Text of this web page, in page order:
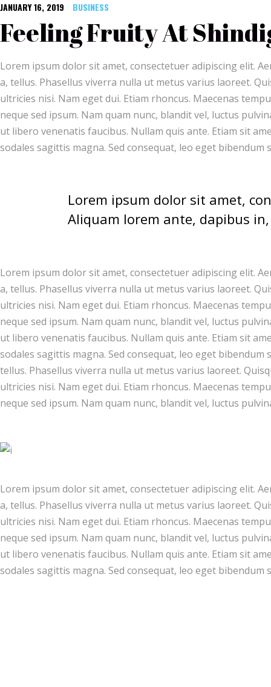
JANUARY 16, 2019 BUSINESS
Feeling Fruity At
Lorem ipsum dolor sit amet, consectetuer adipiscing elit.
a, tellus. Phasellus viverra nulla ut metus varius laoreet.
ultricies nisi. Nam eget dui. Etiam rhoncus. Maecenas
neque sed ipsum. Nam quam nunc, blandit vel, luctus
ut libero venenatis faucibus. Nullam quis ante. Etiam sit
sodales sagittis magna. Sed consequat, leo eget bibendum
Lorem ipsum dolor sit amet,
Aliquam lorem ante, dapibus
Lorem ipsum dolor sit amet, consectetuer adipiscing elit.
a, tellus. Phasellus viverra nulla ut metus varius laoreet.
ultricies nisi. Nam eget dui. Etiam rhoncus. Maecenas
neque sed ipsum. Nam quam nunc, blandit vel, luctus
ut libero venenatis faucibus. Nullam quis ante. Etiam sit
sodales sagittis magna. Sed consequat, leo eget
tellus. Phasellus viverra nulla ut metus varius laoreet.
ultricies nisi. Nam eget dui. Etiam rhoncus. Maecenas
neque sed ipsum. Nam quam nunc, blandit vel, luctus
Lorem ipsum dolor sit amet, consectetuer adipiscing elit.
a, tellus. Phasellus viverra nulla ut metus varius laoreet.
ultricies nisi. Nam eget dui. Etiam rhoncus. Maecenas
neque sed ipsum. Nam quam nunc, blandit vel, luctus
ut libero venenatis faucibus. Nullam quis ante. Etiam sit
sodales sagittis magna. Sed consequat, leo eget bibendum